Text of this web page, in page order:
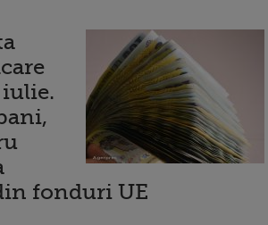
fonduri UE